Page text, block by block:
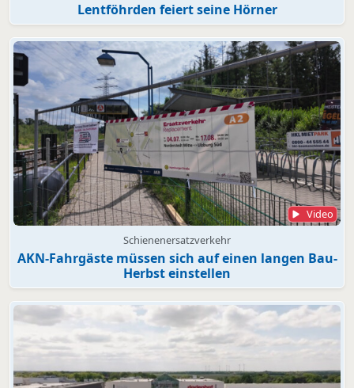
Lentföhrden feiert seine Hörner
Video
Schienenersatzverkehr
AKN-Fahrgäste müssen sich auf einen langen Bau-
Herbst einstellen